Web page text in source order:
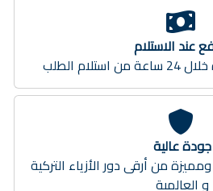
عند الاستلام
الطلب
جودة عالية
من أرقى دور الأزياء التركية
و العالمية